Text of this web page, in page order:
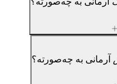
به چه‌صورته؟